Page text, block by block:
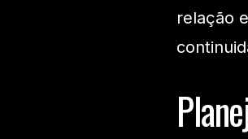
relação